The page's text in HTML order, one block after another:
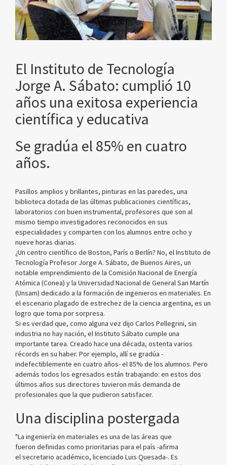
El Instituto de Tecnología
Jorge A. Sábato: cumplió 10
años una exitosa experiencia
científica y educativa
Se gradúa el 85% en cuatro
años.
Pasillos amplios y brillantes, pinturas en las paredes, una
biblioteca dotada de las últimas publicaciones científicas,
laboratorios con buen instrumental, profesores que son al
mismo tiempo investigadores reconocidos en sus
especialidades y comparten con los alumnos entre ocho y
nueve horas diarias.
¿Un centro científico de Boston, París o Berlín? No, el Instituto de
Tecnología Profesor Jorge A. Sábato, de Buenos Aires, un
notable emprendimiento de la Comisión Nacional de Energía
Atómica (Conea) y la Universidad Nacional de General San Martín
(Unsam) dedicado a la formación de ingenieros en materiales. En
el escenario plagado de estrechez de la ciencia argentina, es un
logro que toma por sorpresa.
Si es verdad que, como alguna vez dijo Carlos Pellegrini, sin
industria no hay nación, el Instituto Sábato cumple una
importante tarea. Creado hace una década, ostenta varios
récords en su haber. Por ejemplo, allí se gradúa -
indefectiblemente en cuatro años- el 85% de los alumnos. Pero
además todos los egresados están trabajando: en estos dos
últimos años sus directores tuvieron más demanda de
profesionales que la que pudieron satisfacer.
Una disciplina postergada
"La ingeniería en materiales es una de las áreas que
fueron definidas como prioritarias para el país -afirma
el secretario académico, licenciado Luis Quesada-. Es